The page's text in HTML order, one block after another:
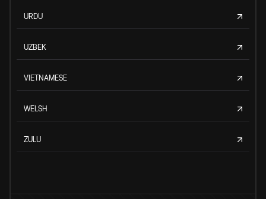
URDU
UZBEK
VIETNAMESE
WELSH
ZULU